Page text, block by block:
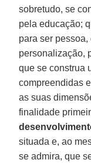
sobretudo, se
pela educação;
para ser
personalização,
que se construa
compreendidas
as suas
finalidade
situada e, ao
se admira, que